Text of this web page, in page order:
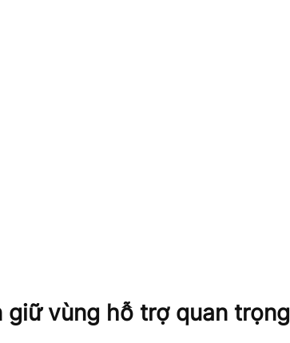
giữ vùng hỗ trợ quan trọng